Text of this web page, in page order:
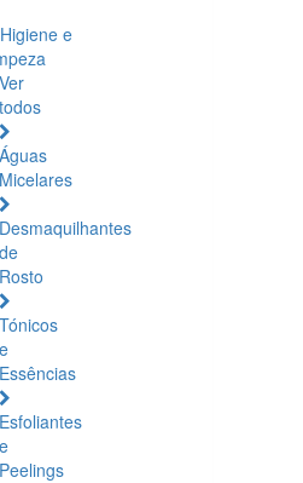
Higiene e
Ver
todos
Águas
Micelares
Desmaquilhantes
de
Rosto
Tónicos
e
Essências
Esfoliantes
e
Peelings